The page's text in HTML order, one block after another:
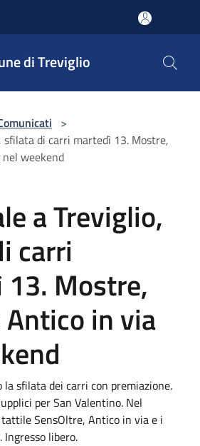
di Treviglio
>
sfilata di carri martedì 13. Mostre,
weekend
a Treviglio,
carri
Mostre,
in via
sfilata dei carri con premiazione.
per San Valentino. Nel
SensOltre, Antico in via e i
libero.